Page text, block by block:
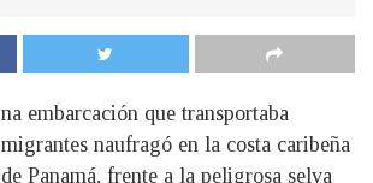
na embarcación que transportaba
migrantes naufragó en la costa caribeña
de Panamá, frente a la peligrosa selva